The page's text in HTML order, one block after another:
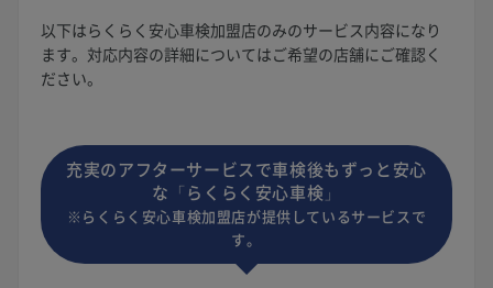
以下はらくらく安心車検加盟店のみのサービス内容になり
ます。対応内容の詳細についてはご希望の店舗にご確認く
ださい。
充実のアフターサービスで車検後もずっと安心
な「らくらく安心車検」
※らくらく安心車検加盟店が提供しているサービスで
す。